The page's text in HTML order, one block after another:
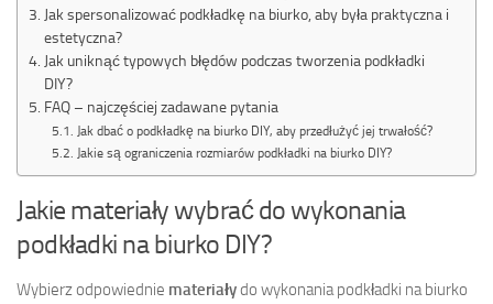
Jak spersonalizować podkładkę na biurko, aby była praktyczna i
estetyczna?
Jak uniknąć typowych błędów podczas tworzenia podkładki
DIY?
FAQ – najczęściej zadawane pytania
Jak dbać o podkładkę na biurko DIY, aby przedłużyć jej trwałość?
Jakie są ograniczenia rozmiarów podkładki na biurko DIY?
Jakie materiały wybrać do wykonania
podkładki na biurko DIY?
Wybierz odpowiednie materiałydo wykonania podkładki na biurko